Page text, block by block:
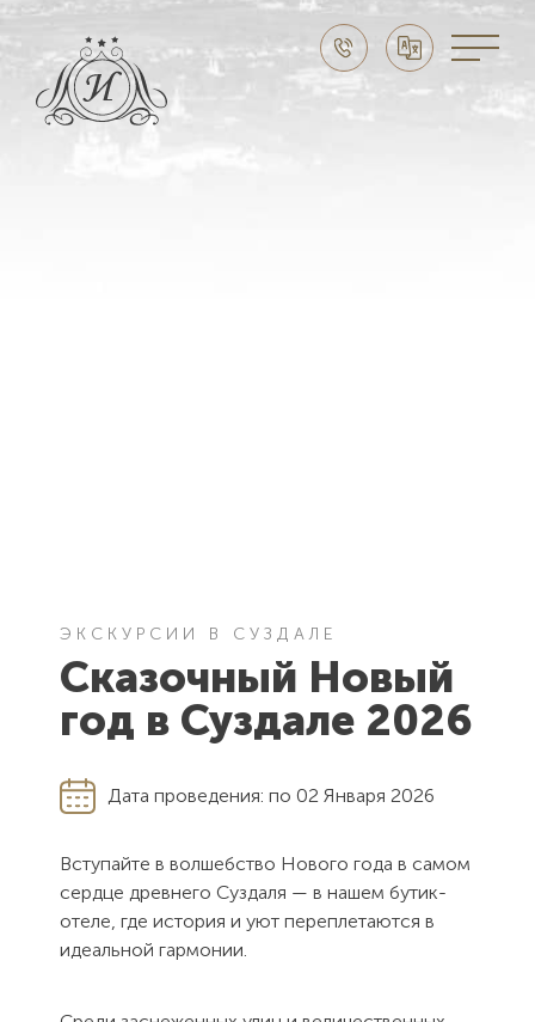
Праздники в Суздале
Свадьба в Суздале
ЭКСКУРСИИ В СУЗДАЛЕ
Сказочный Новый
год в Суздале 2026
Дата проведения: по 02 Января 2026
Вступайте в волшебство Нового года в самом
сердце древнего Суздаля — в нашем бутик-
отеле, где история и уют переплетаются в
идеальной гармонии.